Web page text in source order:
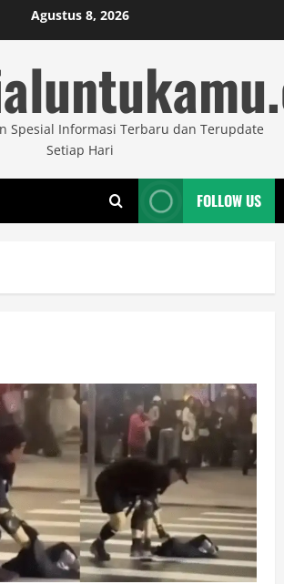
Agustus 8, 2026
Spesial Informasi Terbaru dan Terupdate
Setiap Hari
FOLLOW US